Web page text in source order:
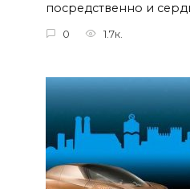
посредственно и
0 1.7к.